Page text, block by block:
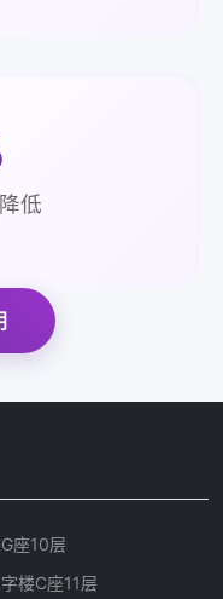
低
座10层
楼C座11层